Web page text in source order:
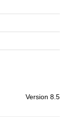
Version 8.5